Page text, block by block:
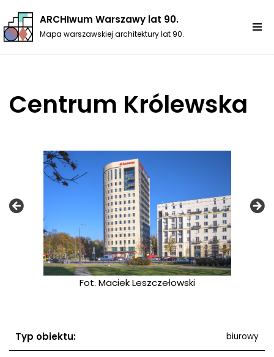
Przejdź
ARCHIwum Warszawy lat 90.
Mapa warszawskiej architektury lat 90.
Centrum Królewska
Fot. Maciek Leszczełowski
Typ obiektu: biurowy